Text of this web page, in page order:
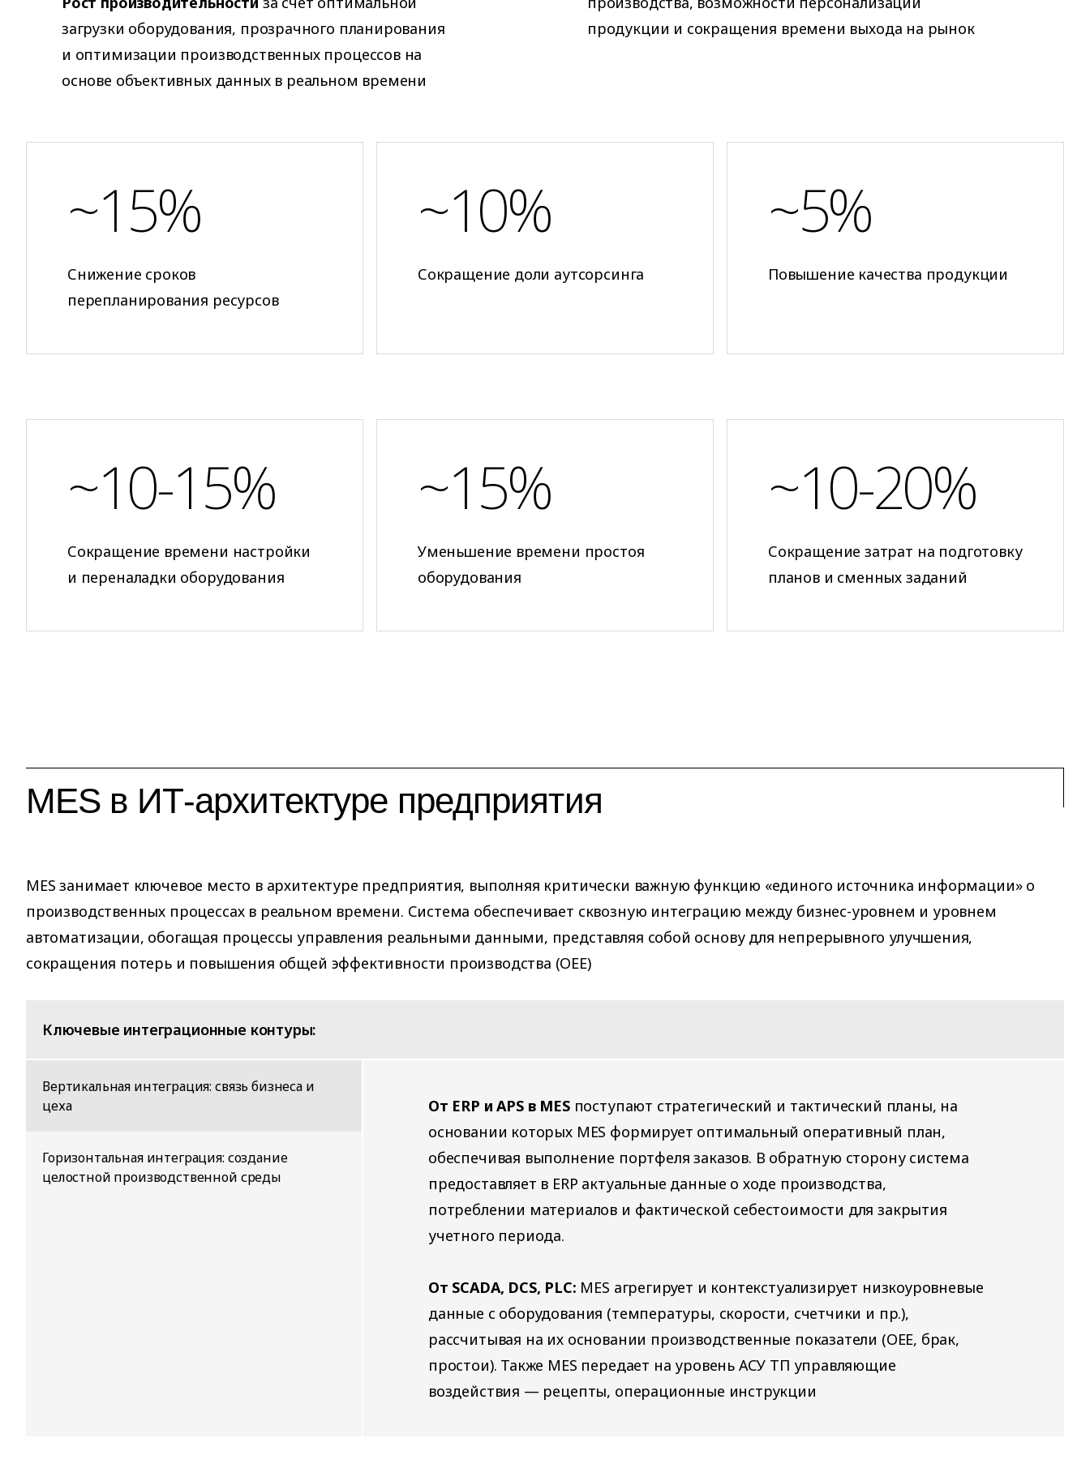
загрузки оборудования, прозрачного планирования
и оптимизации производственных процессов на
основе объективных данных в реальном времени
продукции и сокращения времени выхода на рынок
~15%
Снижение сроков
перепланирования ресурсов
~10%
Сокращение доли аутсорсинга
~5%
Повышение качества продукции
~10-15%
Сокращение времени настройки
и переналадки оборудования
~15%
Уменьшение времени простоя
оборудования
~10-20%
Сокращение затрат на подготовку
планов и сменных заданий
MES в ИТ-архитектуре предприятия
MES занимает ключевое место в архитектуре предприятия, выполняя критически важную функцию «единого источника информации» о
производственных процессах в реальном времени. Система обеспечивает сквозную интеграцию между бизнес-уровнем и уровнем
автоматизации, обогащая процессы управления реальными данными, представляя собой основу для непрерывного улучшения,
сокращения потерь и повышения общей эффективности производства (OEE)
Ключевые интеграционные контуры:
Вертикальная интеграция: связь бизнеса и
цеха
Горизонтальная интеграция: создание
целостной производственной среды
От ERP и APS в MESпоступают стратегический и тактический планы, на
основании которых MES формирует оптимальный оперативный план,
обеспечивая выполнение портфеля заказов. В обратную сторону система
предоставляет в ERP актуальные данные о ходе производства,
потреблении материалов и фактической себестоимости для закрытия
учетного периода.
От SCADA, DCS, PLC: MES агрегирует и контекстуализирует низкоуровневые
данные с оборудования (температуры, скорости, счетчики и пр.),
рассчитывая на их основании производственные показатели (OEE, брак,
простои). Также MES передает на уровень АСУ ТП управляющие
воздействия — рецепты, операционные инструкции